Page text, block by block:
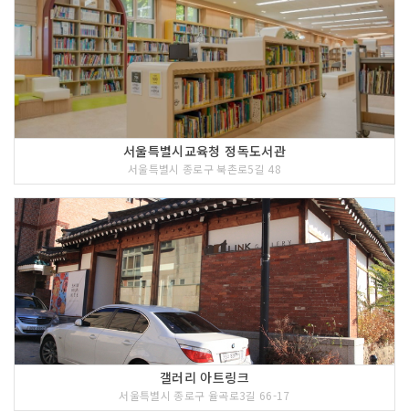
서울특별시교육청 정독도서관
서울특별시 종로구 북촌로5길 48
갤러리 아트링크
서울특별시 종로구 율곡로3길 66-17